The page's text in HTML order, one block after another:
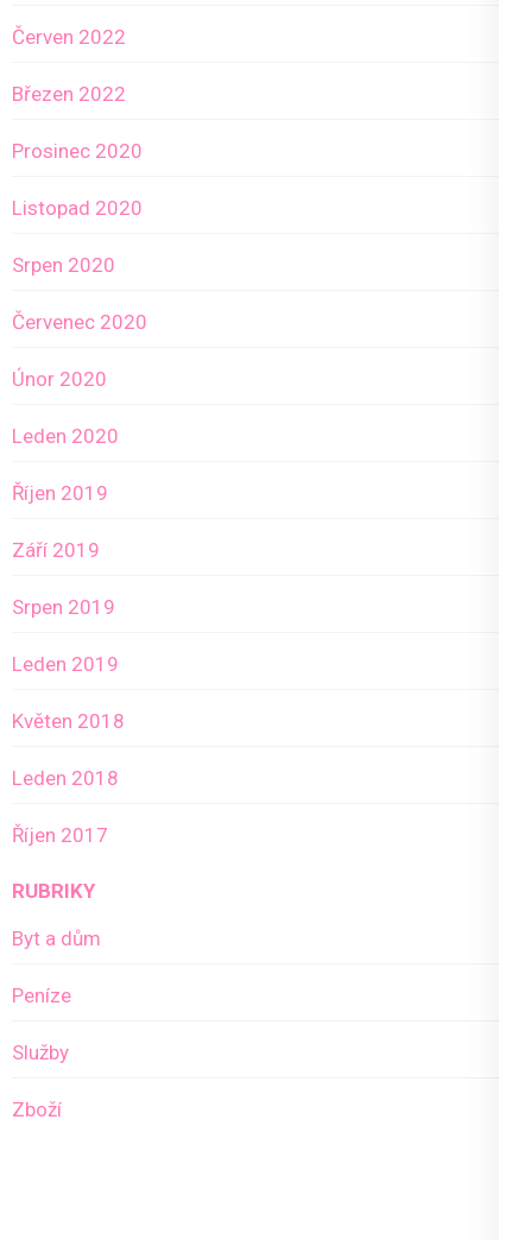
Červen 2022
Březen 2022
Prosinec 2020
Listopad 2020
Srpen 2020
Červenec 2020
Únor 2020
Leden 2020
Říjen 2019
Září 2019
Srpen 2019
Leden 2019
Květen 2018
Leden 2018
Říjen 2017
RUBRIKY
Byt a dům
Peníze
Služby
Zboží